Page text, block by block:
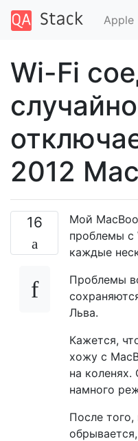
Apple
Wi-Fi
случайно
2012
16
Мой
проблемы с
каждые
Проблемы
Льва.
Кажется,
хожу с
на коленях.
намного
После того,